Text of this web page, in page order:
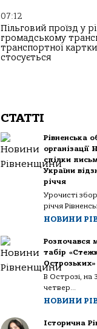
07:12
Пільговий проїзд у
громадському
транспортної
стосується
СТАТТІ
Рівненська
організації
спілки
України
річчя
Урочисті
річчя
НОВИНИ
Розпочався
табір
В Острозі, на
четвер...
НОВИНИ
Історична